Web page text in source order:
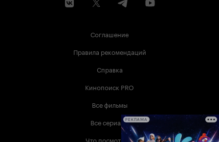
Соглашение
Правила рекомендаций
Справка
Кинопоиск PRO
Все фильмы
Все сериалы
Что посмотреть
РЕКЛАМА